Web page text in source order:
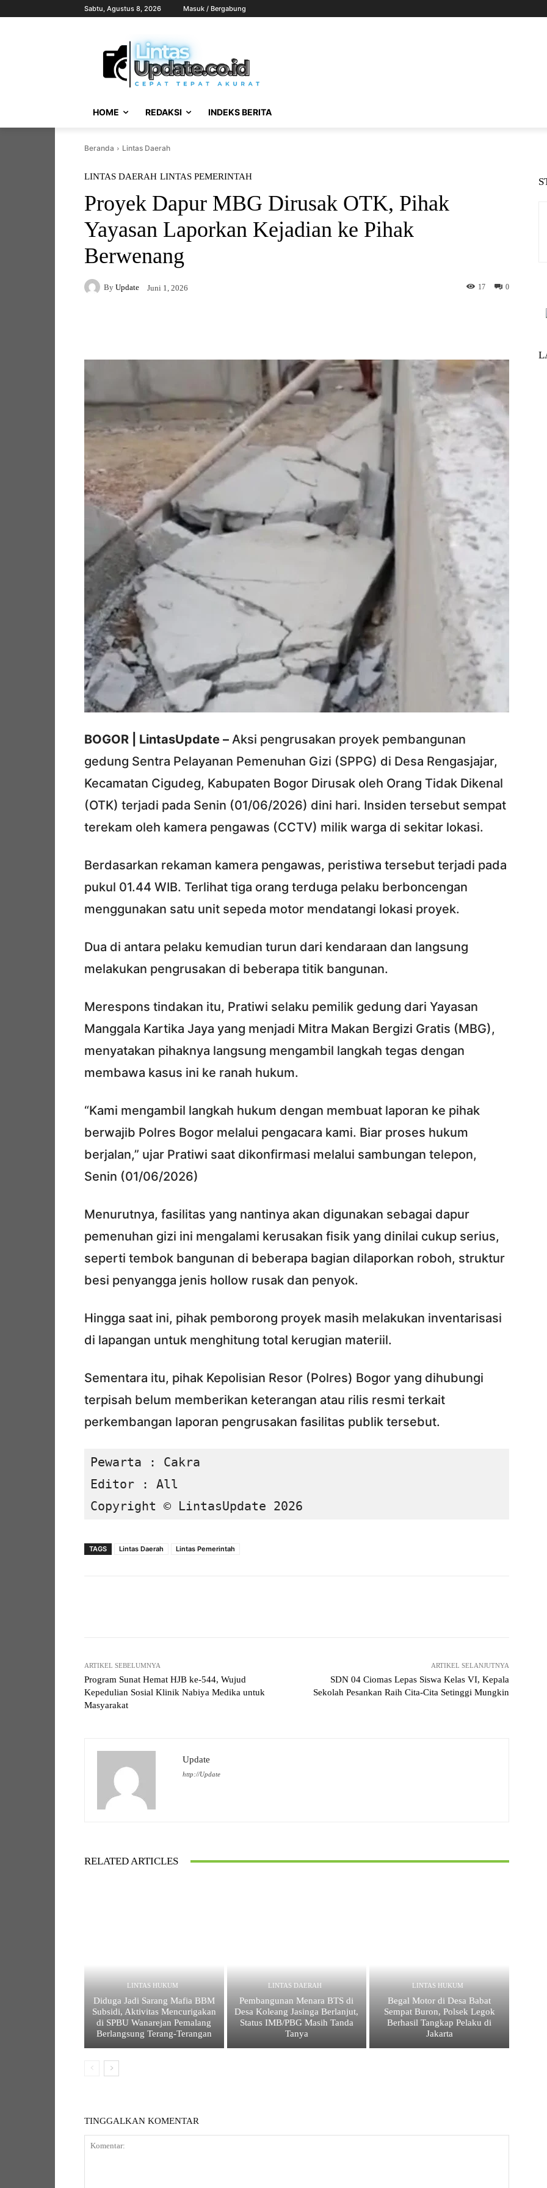
Sabtu, Agustus 8, 2026 Masuk / Bergabung
HOME REDAKSI INDEKS BERITA
Beranda Lintas Daerah
LINTAS DAERAH LINTAS PEMERINTAH
Proyek Dapur MBG Dirusak OTK, Pihak
Yayasan Laporkan Kejadian ke Pihak
Berwenang
By Update Juni 1, 2026 0
17
BOGOR | LintasUpdate – Aksi pengrusakan proyek pembangunan
gedung Sentra Pelayanan Pemenuhan Gizi (SPPG) di Desa Rengasjajar,
Kecamatan Cigudeg, Kabupaten Bogor Dirusak oleh Orang Tidak Dikenal
(OTK) terjadi pada Senin (01/06/2026) dini hari. Insiden tersebut sempat
terekam oleh kamera pengawas (CCTV) milik warga di sekitar lokasi.
Berdasarkan rekaman kamera pengawas, peristiwa tersebut terjadi pada
pukul 01.44 WIB. Terlihat tiga orang terduga pelaku berboncengan
menggunakan satu unit sepeda motor mendatangi lokasi proyek.
Dua di antara pelaku kemudian turun dari kendaraan dan langsung
melakukan pengrusakan di beberapa titik bangunan.
Merespons tindakan itu, Pratiwi selaku pemilik gedung dari Yayasan
Manggala Kartika Jaya yang menjadi Mitra Makan Bergizi Gratis (MBG),
menyatakan pihaknya langsung mengambil langkah tegas dengan
membawa kasus ini ke ranah hukum.
“Kami mengambil langkah hukum dengan membuat laporan ke pihak
berwajib Polres Bogor melalui pengacara kami. Biar proses hukum
berjalan,” ujar Pratiwi saat dikonfirmasi melalui sambungan telepon,
Senin (01/06/2026)
Menurutnya, fasilitas yang nantinya akan digunakan sebagai dapur
pemenuhan gizi ini mengalami kerusakan fisik yang dinilai cukup serius,
seperti tembok bangunan di beberapa bagian dilaporkan roboh, struktur
besi penyangga jenis hollow rusak dan penyok.
Hingga saat ini, pihak pemborong proyek masih melakukan inventarisasi
di lapangan untuk menghitung total kerugian materiil.
Sementara itu, pihak Kepolisian Resor (Polres) Bogor yang dihubungi
terpisah belum memberikan keterangan atau rilis resmi terkait
perkembangan laporan pengrusakan fasilitas publik tersebut.
Pewarta : Cakra
Editor : All
Copyright © LintasUpdate 2026
TAGS Lintas Daerah Lintas Pemerintah
ARTIKEL SEBELUMNYA
Program Sunat Hemat HJB ke-544, Wujud
Kepedulian Sosial Klinik Nabiya Medika untuk
Masyarakat
ARTIKEL SELANJUTNYA
SDN 04 Ciomas Lepas Siswa Kelas VI, Kepala
Sekolah Pesankan Raih Cita-Cita Setinggi Mungkin
Update
http://Update
RELATED ARTICLES
LINTAS HUKUM
Diduga Jadi Sarang Mafia BBM
Subsidi, Aktivitas Mencurigakan
di SPBU Wanarejan Pemalang
Berlangsung Terang-Terangan
LINTAS DAERAH
Pembangunan Menara BTS di
Desa Koleang Jasinga Berlanjut,
Status IMB/PBG Masih Tanda
Tanya
LINTAS HUKUM
Begal Motor di Desa Babat
Sempat Buron, Polsek Legok
Berhasil Tangkap Pelaku di
Jakarta
TINGGALKAN KOMENTAR